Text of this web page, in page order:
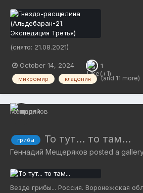
(снято: 21.08.2021)
October 14, 2024 1
микромир кладония (and 11 more)
грибы То тут... то там...
Геннадий Мещеряков posted a
Везде грибы... Россия. Воронежская